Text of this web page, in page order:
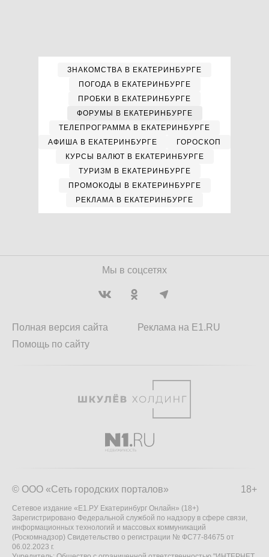
ЗНАКОМСТВА В ЕКАТЕРИНБУРГЕ
ПОГОДА В ЕКАТЕРИНБУРГЕ
ПРОБКИ В ЕКАТЕРИНБУРГЕ
ФОРУМЫ В ЕКАТЕРИНБУРГЕ
ТЕЛЕПРОГРАММА В ЕКАТЕРИНБУРГЕ
АФИША В ЕКАТЕРИНБУРГЕ
ГОРОСКОП
КУРСЫ ВАЛЮТ В ЕКАТЕРИНБУРГЕ
ТУРИЗМ В ЕКАТЕРИНБУРГЕ
ПРОМОКОДЫ В ЕКАТЕРИНБУРГЕ
РЕКЛАМА В ЕКАТЕРИНБУРГЕ
Мы в соцсетях
Полная версия сайта
Помощь по сайту
Реклама на E1.RU
18+
© ООО «Сеть городских порталов»
Сетевое издание «Е1.РУ Екатеринбург Онлайн» (18+)
Зарегистрировано Федеральной службой по надзору в сфере связи,
информационных технологий и массовых коммуникаций
(Роскомнадзор) Свидетельство о регистрации № ФС77-84675 от
06.02.2023 г.